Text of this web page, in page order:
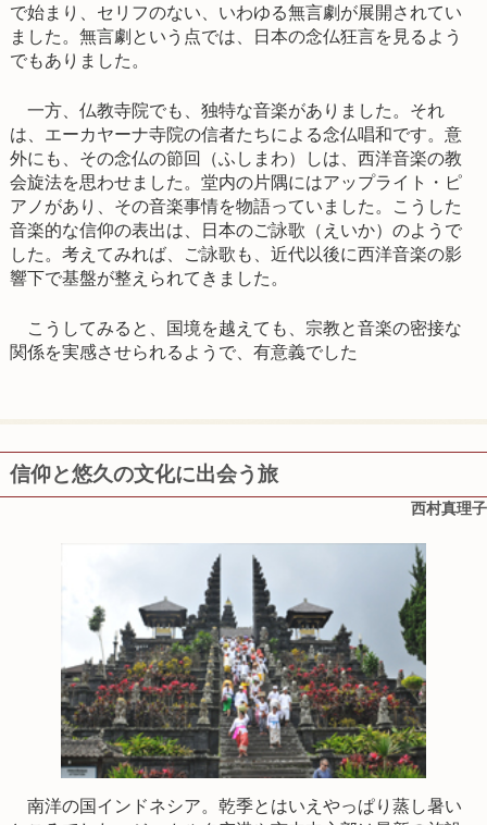
で始まり、セリフのない、いわゆる無言劇が展開されてい
ました。無言劇という点では、日本の念仏狂言を見るよう
でもありました。
一方、仏教寺院でも、独特な音楽がありました。それ
は、エーカヤーナ寺院の信者たちによる念仏唱和です。意
外にも、その念仏の節回（ふしまわ）しは、西洋音楽の教
会旋法を思わせました。堂内の片隅にはアップライト・ピ
アノがあり、その音楽事情を物語っていました。こうした
音楽的な信仰の表出は、日本のご詠歌（えいか）のようで
した。考えてみれば、ご詠歌も、近代以後に西洋音楽の影
響下で基盤が整えられてきました。
こうしてみると、国境を越えても、宗教と音楽の密接な
関係を実感させられるようで、有意義でした
信仰と悠久の文化に出会う旅
西村真理子
南洋の国インドネシア。乾季とはいえやっぱり蒸し暑い